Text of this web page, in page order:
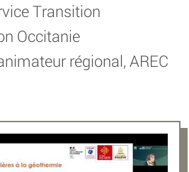
Transition
Occitanie
régional, AREC